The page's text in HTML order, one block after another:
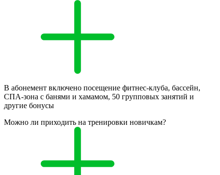
В абонемент включено посещение фитнес-клуба, бассейн,
СПА-зона с банями и хамамом, 50 групповых занятий и
другие бонусы
Можно ли приходить на тренировки новичкам?